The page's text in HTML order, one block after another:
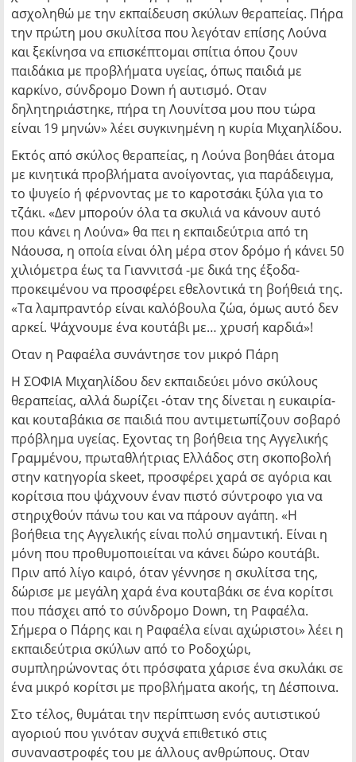
ασχοληθώ με την εκπαίδευση σκύλων θεραπείας. Πήρα
την πρώτη μου σκυλίτσα που λεγόταν επίσης Λούνα
και ξεκίνησα να επισκέπτομαι σπίτια όπου ζουν
παιδάκια με προβλήματα υγείας, όπως παιδιά με
καρκίνο, σύνδρομο Down ή αυτισμό. Οταν
δηλητηριάστηκε, πήρα τη Λουνίτσα μου που τώρα
είναι 19 μηνών» λέει συγκινημένη η κυρία Μιχαηλίδου.
Εκτός από σκύλος θεραπείας, η Λούνα βοηθάει άτομα
με κινητικά προβλήματα ανοίγοντας, για παράδειγμα,
το ψυγείο ή φέρνοντας με το καροτσάκι ξύλα για το
τζάκι. «Δεν μπορούν όλα τα σκυλιά να κάνουν αυτό
που κάνει η Λούνα» θα πει η εκπαιδεύτρια από τη
Νάουσα, η οποία είναι όλη μέρα στον δρόμο ή κάνει 50
χιλιόμετρα έως τα Γιαννιτσά -με δικά της έξοδα-
προκειμένου να προσφέρει εθελοντικά τη βοήθειά της.
«Τα λαμπραντόρ είναι καλόβουλα ζώα, όμως αυτό δεν
αρκεί. Ψάχνουμε ένα κουτάβι με… χρυσή καρδιά»!
Οταν η Ραφαέλα συνάντησε τον μικρό Πάρη
Η ΣΟΦΙΑ Μιχαηλίδου δεν εκπαιδεύει μόνο σκύλους
θεραπείας, αλλά δωρίζει -όταν της δίνεται η ευκαιρία-
και κουταβάκια σε παιδιά που αντιμετωπίζουν σοβαρό
πρόβλημα υγείας. Εχοντας τη βοήθεια της Αγγελικής
Γραμμένου, πρωταθλήτριας Ελλάδος στη σκοποβολή
στην κατηγορία skeet, προσφέρει χαρά σε αγόρια και
κορίτσια που ψάχνουν έναν πιστό σύντροφο για να
στηριχθούν πάνω του και να πάρουν αγάπη. «Η
βοήθεια της Αγγελικής είναι πολύ σημαντική. Είναι η
μόνη που προθυμοποιείται να κάνει δώρο κουτάβι.
Πριν από λίγο καιρό, όταν γέννησε η σκυλίτσα της,
δώρισε με μεγάλη χαρά ένα κουταβάκι σε ένα κορίτσι
που πάσχει από το σύνδρομο Down, τη Ραφαέλα.
Σήμερα ο Πάρης και η Ραφαέλα είναι αχώριστοι» λέει η
εκπαιδεύτρια σκύλων από το Ροδοχώρι,
συμπληρώνοντας ότι πρόσφατα χάρισε ένα σκυλάκι σε
ένα μικρό κορίτσι με προβλήματα ακοής, τη Δέσποινα.
Στο τέλος, θυμάται την περίπτωση ενός αυτιστικού
αγοριού που γινόταν συχνά επιθετικό στις
συναναστροφές του με άλλους ανθρώπους. Οταν